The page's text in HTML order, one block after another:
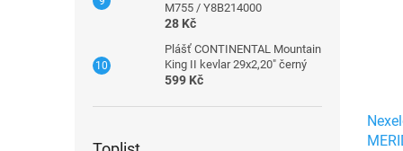
M755 / Y8B214000
28 Kč
Plášť CONTINENTAL Mountain
King II kevlar 29x2,20" černý
599 Kč